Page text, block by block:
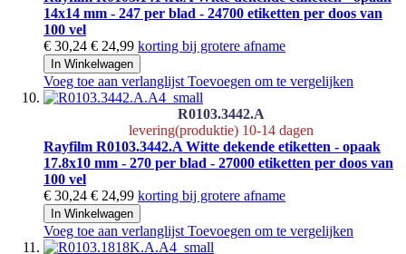
14x14 mm - 247 per blad - 24700 etiketten per doos van
100 vel
€ 30,24 € 24,99 korting bij grotere afname
In Winkelwagen
Voeg toe aan verlanglijst Toevoegen om te vergelijken
R0103.3442.A
levering(produktie) 10-14 dagen
Rayfilm R0103.3442.A Witte dekende etiketten - opaak
17.8x10 mm - 270 per blad - 27000 etiketten per doos van
100 vel
€ 30,24 € 24,99 korting bij grotere afname
In Winkelwagen
Voeg toe aan verlanglijst Toevoegen om te vergelijken